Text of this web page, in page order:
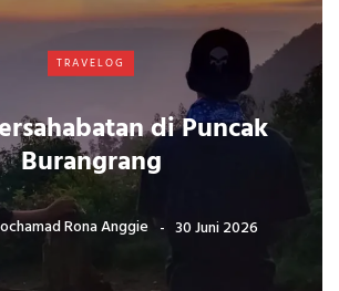
TRAVELOG
di Puncak
Burangrang
Rona Anggie 30 Juni 2026